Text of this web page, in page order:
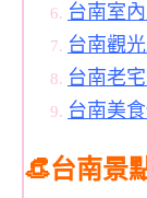
台南室
台南觀
台南老
台南美
👒台南景